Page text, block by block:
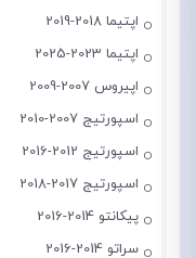
اپتیما 2018-2019
اپتیما 2023-2025
اپیروس 2007-2009
اسپورتیج 2007-2010
اسپورتیج 2012-2016
اسپورتیج 2017-2018
پیکانتو 2014-2016
سراتو 2014-2016